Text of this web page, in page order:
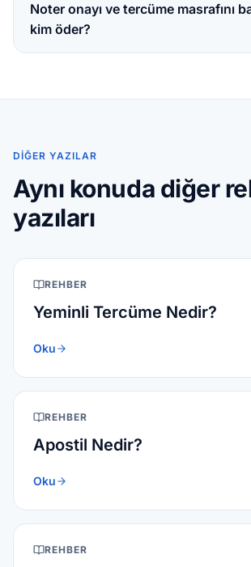
Noter onayı ve tercüme masrafını
kim öder?
DIĞER YAZILAR
Aynı konuda diğer
yazıları
REHBER
Yeminli Tercüme Nedir?
Oku
REHBER
Apostil Nedir?
Oku
REHBER